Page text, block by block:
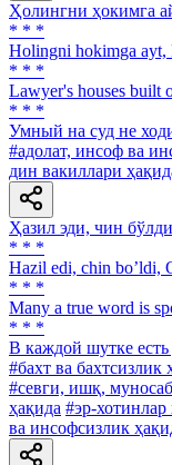
Ҳолингни ҳокимга
* * *
Holingni hokimga ayt,
* * *
Lawyer's houses built
* * *
Умный на суд не
#адолат, инсоф ва
дин вакиллари
Ҳазил эди, чин
* * *
Hazil edi, chin boʼldi,
* * *
Many a true word is
* * *
В каждой шутке
#бахт ва бахтсизлик
#севги, ишқ,
ҳақида #эр-хотинлар
ва инсофсизлик